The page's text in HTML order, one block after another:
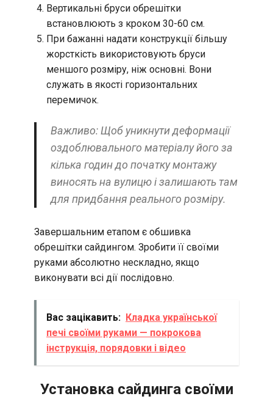
Вертикальні бруси обрешітки
встановлюють з кроком 30-60 см.
При бажанні надати конструкції більшу
жорсткість використовують бруси
меншого розміру, ніж основні. Вони
служать в якості горизонтальних
перемичок.
Важливо: Щоб уникнути деформації
оздоблювального матеріалу його за
кілька годин до початку монтажу
виносять на вулицю і залишають там
для придбання реального розміру.
Завершальним етапом є обшивка
обрешітки сайдингом. Зробити її своїми
руками абсолютно нескладно, якщо
виконувати всі дії послідовно.
Вас зацікавить: Кладка української
печі своїми руками — покрокова
інструкція, порядовки і відео
Установка сайдинга своїми